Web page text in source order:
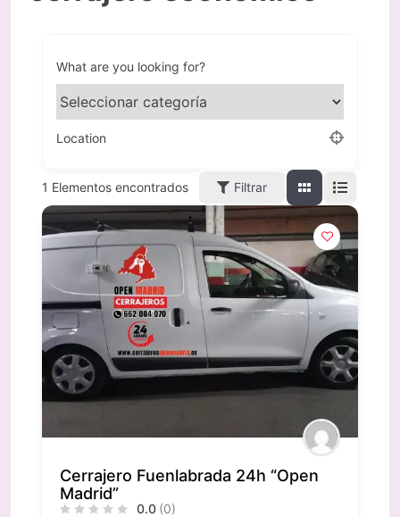
What are you looking for?
Location
1 Elementos encontrados Filtrar
Cerrajero Fuenlabrada 24h “Open
Madrid”
0.0 (0)